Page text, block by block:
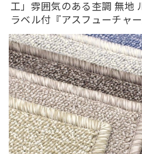
工」雰囲気のある杢調 無地
ラベル付『アスフューチャー